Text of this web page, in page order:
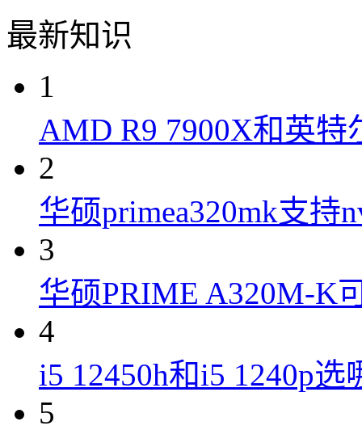
最新知识
1
AMD R9 7900X和英特
2
华硕primea320mk支持
3
华硕PRIME A320M-K
4
i5 12450h和i5 1240p选
5